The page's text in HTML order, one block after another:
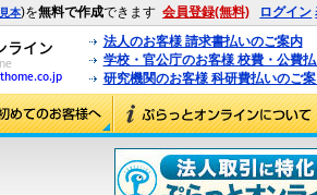
見本)を無料で作成できます 会員登録(無料) ログイン
法人のお客様 請求書払いのご案内
学校・官公庁のお客様 校費・公費
研究機関のお客様 科研費払いのご